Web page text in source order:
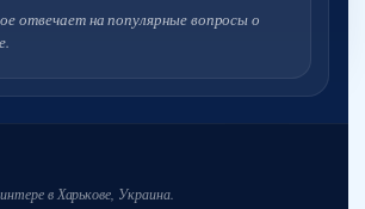
отвечает на популярные вопросы о
в Харькове, Украина.